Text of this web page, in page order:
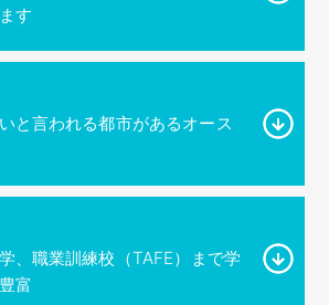
す
と言われる都市があるオース
、職業訓練校（TAFE）まで学
富